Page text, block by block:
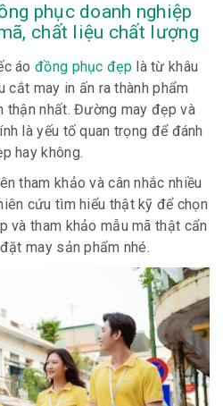
phục doanh nghiệp
chất liệu chất lượng
áođồng phục đẹplà từ khâu
cắt may in ấn ra thành phẩm
thận nhất. Đường may đẹp và
là yếu tố quan trọng để đánh
hay không.
tham khảo và cân nhắc nhiều
cứu tìm hiểu thật kỹ để chọn
và tham khảo mẫu mã thật cẩn
may sản phẩm nhé.